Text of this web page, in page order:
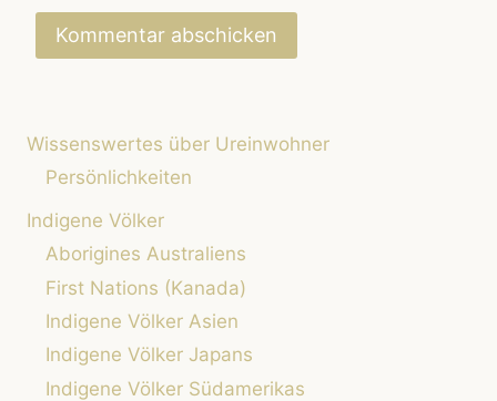
Wissenswertes über Ureinwohner
Persönlichkeiten
Indigene Völker
Aborigines Australiens
First Nations (Kanada)
Indigene Völker Asien
Indigene Völker Japans
Indigene Völker Südamerikas